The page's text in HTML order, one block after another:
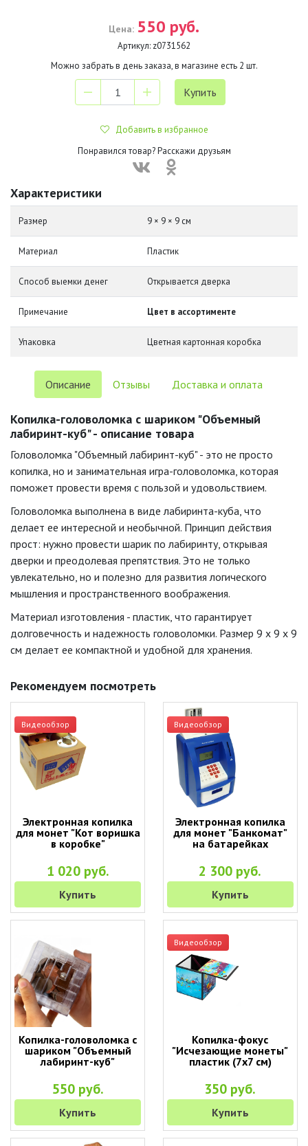
Цена: 550 руб.
Артикул: z0731562
Можно забрать в день заказа, в магазине есть 2 шт.
Добавить в избранное
Понравился товар? Расскажи друзьям
Характеристики
Размер 9 × 9 × 9 см
Материал Пластик
Способ выемки денег Открывается дверка
Примечание Цвет в ассортименте
Упаковка Цветная картонная коробка
Описание Отзывы Доставка и оплата
Копилка-головоломка с шариком "Объемный
лабиринт-куб" - описание товара
Головоломка "Объемный лабиринт-куб" - это не просто
копилка, но и занимательная игра-головоломка, которая
поможет провести время с пользой и удовольствием.
Головоломка выполнена в виде лабиринта-куба, что
делает ее интересной и необычной. Принцип действия
прост: нужно провести шарик по лабиринту, открывая
дверки и преодолевая препятствия. Это не только
увлекательно, но и полезно для развития логического
мышления и пространственного воображения.
Материал изготовления - пластик, что гарантирует
долговечность и надежность головоломки. Размер 9 x 9 x 9
см делает ее компактной и удобной для хранения.
Рекомендуем посмотреть
Видеообзор
Электронная копилка
для монет "Кот воришка
в коробке"
1 020 руб.
Купить
Видеообзор
Электронная копилка
для монет "Банкомат"
на батарейках
2 300 руб.
Купить
Копилка-головоломка с
шариком "Объемный
лабиринт-куб"
550 руб.
Купить
Видеообзор
Копилка-фокус
"Исчезающие монеты"
пластик (7х7 см)
350 руб.
Купить